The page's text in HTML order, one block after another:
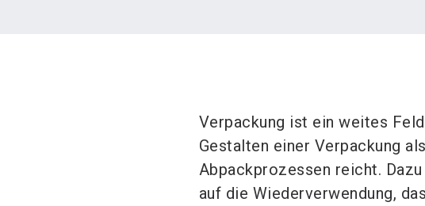
Verpackung ist ein weites
Gestalten einer Verpackung
Abpackprozessen reicht.
auf die Wiederverwendung,